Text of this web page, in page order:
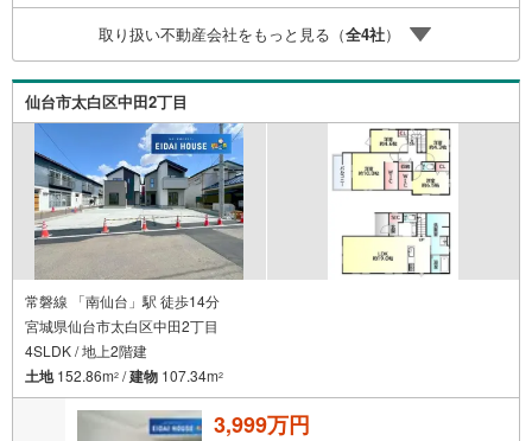
す。各店舗ではキッズスペースも完備！お子様連れのご家
族皆様で、ぜひお越しください。営業時間:10:00～18:00
（定休日:火・水曜日 ※店舗により変動あり）現地のご案
内も可能ですので、どうぞお気軽にお問い合わせくださ
い！
取り扱い不動産会社をもっと見る（全4社）
仙台市太白区中田2丁目
常磐線 「南仙台」駅 徒歩14分
宮城県仙台市太白区中田2丁目
4SLDK / 地上2階建
土地152.86m2 /建物 107.34m2
3,999万円